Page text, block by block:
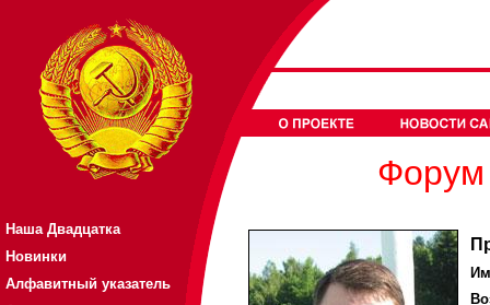
Наша Двадцатка
Новинки
Алфавитный указатель
Форум